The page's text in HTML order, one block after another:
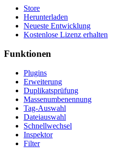
Store
Herunterladen
Neueste Entwicklung
Kostenlose Lizenz erhalten
Funktionen
Plugins
Erweiterung
Duplikatsprüfung
Massenumbenennung
Tag-Auswahl
Dateiauswahl
Schnellwechsel
Inspektor
Filter